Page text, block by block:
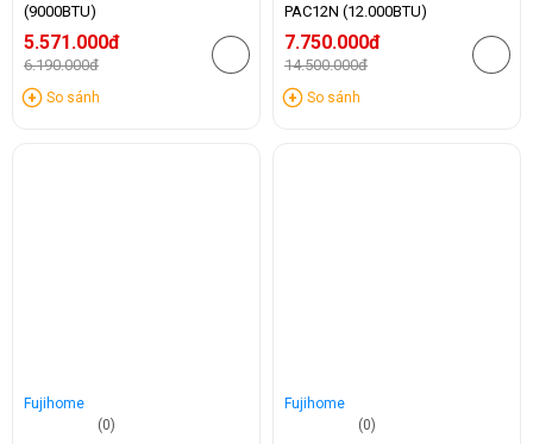
(9000BTU)
5.571.000đ
6.190.000đ
So sánh
PAC12N (12.000BTU)
7.750.000đ
14.500.000đ
So sánh
Fujihome
(0)
Fujihome
(0)